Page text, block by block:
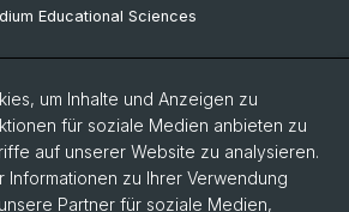
Educational Sciences
um Inhalte und Anzeigen zu
für soziale Medien anbieten zu
auf unserer Website zu analysieren.
Informationen zu Ihrer Verwendung
Partner für soziale Medien,